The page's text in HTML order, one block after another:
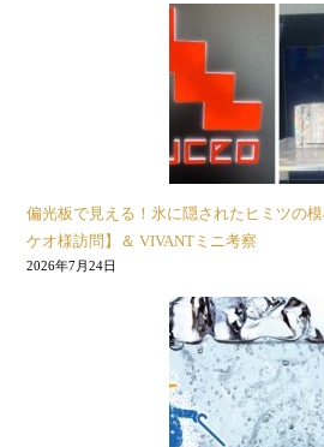
偏光板で見える！氷に隠されたヒミツの
ケオ様訪問】＆ VIVANTミニ考察
2026年7月24日